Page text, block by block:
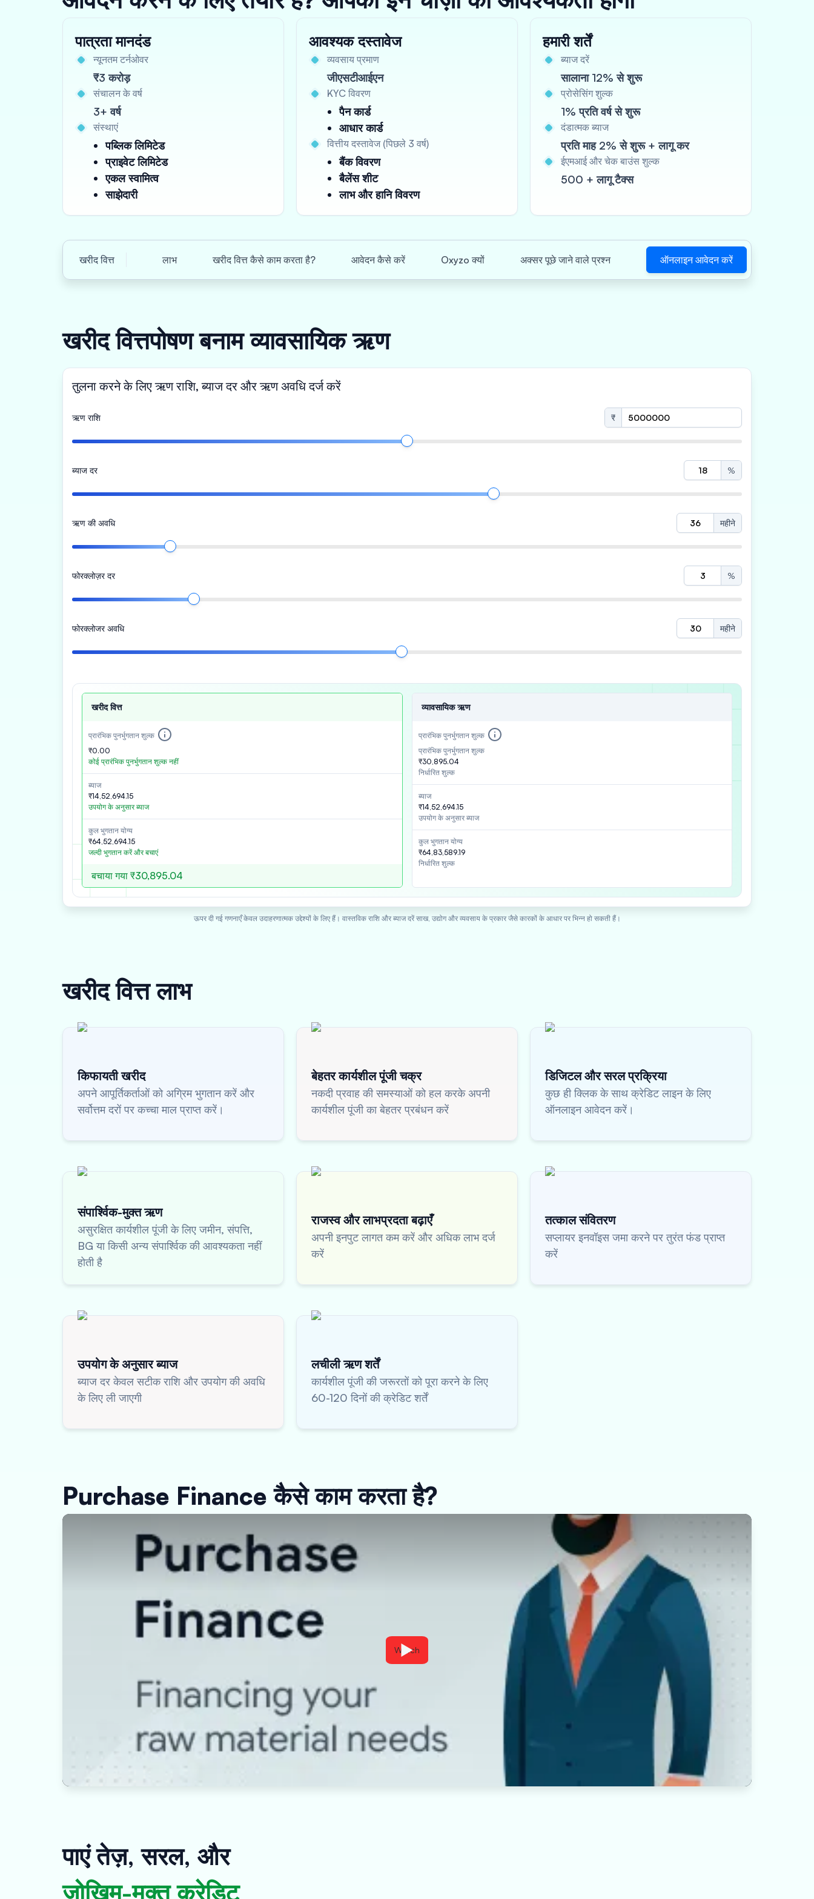
पात्रता मानदंड
न्यूनतम टर्नओवर
₹3 करोड़
संचालन के वर्ष
3+ वर्ष
संस्थाएं
पब्लिक लिमिटेड
प्राइवेट लिमिटेड
एकल स्वामित्व
साझेदारी
आवश्यक दस्तावेज
व्यवसाय प्रमाण
जीएसटीआईएन
KYC विवरण
पैन कार्ड
आधार कार्ड
वित्तीय दस्तावेज (पिछले 3 वर्ष)
बैंक विवरण
बैलेंस शीट
लाभ और हानि विवरण
हमारी शर्तें
ब्याज दरें
सालाना 12% से शुरू
प्रोसेसिंग शुल्क
1% प्रति वर्ष से शुरू
दंडात्मक ब्याज
प्रति माह 2% से शुरू + लागू कर
ईएमआई और चेक बाउंस शुल्क
500 + लागू टैक्स
खरीद वित्त लाभ खरीद वित्त कैसे काम करता है? आवेदन कैसे करें Oxyzo क्यों अक्सर पूछे जाने वाले प्रश्न ऑनलाइन आवेदन करें
खरीद वित्तपोषण बनाम व्यावसायिक ऋण
तुलना करने के लिए ऋण राशि, ब्याज दर और ऋण अवधि दर्ज करें
ऋण राशि ₹
ब्याज दर %
ऋण की अवधि महीने
फोरक्लोज़र दर %
फोरक्लोजर अवधि महीने
खरीद वित्त
प्रारंभिक पुनर्भुगतान शुल्क
₹0.00
कोई प्रारंभिक पुनर्भुगतान शुल्क नहीं
ब्याज
₹14,52,694.15
उपयोग के अनुसार ब्याज
कुल भुगतान योग्य
₹64,52,694.15
जल्दी भुगतान करें और बचाएं
बचाया गया ₹30,895.04
व्यावसायिक ऋण
प्रारंभिक पुनर्भुगतान शुल्क
प्रारंभिक पुनर्भुगतान शुल्क
₹30,895.04
निर्धारित शुल्क
ब्याज
₹14,52,694.15
उपयोग के अनुसार ब्याज
कुल भुगतान योग्य
₹64,83,589.19
निर्धारित शुल्क
ऊपर दी गई गणनाएँ केवल उदाहरणात्मक उद्देश्यों के लिए हैं। वास्तविक राशि और ब्याज दरें साख, उद्योग और व्यवसाय के प्रकार जैसे कारकों के आधार पर भिन्न हो सकती हैं।
खरीद वित्तलाभ
किफायती खरीद
अपने आपूर्तिकर्ताओं को अग्रिम भुगतान करें और
सर्वोत्तम दरों पर कच्चा माल प्राप्त करें।
बेहतर कार्यशील पूंजी चक्र
नकदी प्रवाह की समस्याओं को हल करके अपनी
कार्यशील पूंजी का बेहतर प्रबंधन करें
डिजिटल और सरल प्रक्रिया
कुछ ही क्लिक के साथ क्रेडिट लाइन के लिए
ऑनलाइन आवेदन करें।
संपार्श्विक-मुक्त ऋण
असुरक्षित कार्यशील पूंजी के लिए जमीन, संपत्ति,
BG या किसी अन्य संपार्श्विक की आवश्यकता नहीं
होती है
राजस्व और लाभप्रदता बढ़ाएँ
अपनी इनपुट लागत कम करें और अधिक लाभ दर्ज
करें
तत्काल संवितरण
सप्लायर इनवॉइस जमा करने पर तुरंत फंड प्राप्त
करें
उपयोग के अनुसार ब्याज
ब्याज दर केवल सटीक राशि और उपयोग की अवधि
के लिए ली जाएगी
लचीली ऋण शर्तें
कार्यशील पूंजी की जरूरतों को पूरा करने के लिए
60-120 दिनों की क्रेडिट शर्तें
Purchase Finance कैसे काम करता है?
Watch
पाएं तेज़, सरल, और
जोखिम-मुक्त क्रेडिट